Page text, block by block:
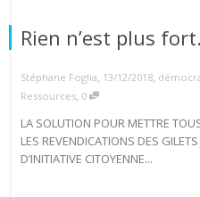
Rien n’est plus
Stéphane Foglia 13/12/2018
Ressources 0
LA SOLUTION POUR METTRE
LES REVENDICATIONS DES
D’INITIATIVE CITOYENNE...